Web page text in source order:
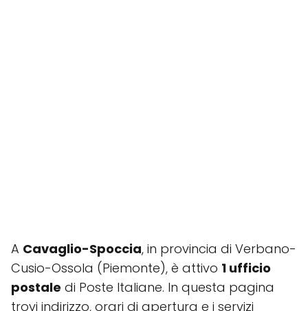
A Cavaglio-Spoccia, in provincia di Verbano-
Cusio-Ossola (Piemonte), è attivo 1 ufficio
postale di Poste Italiane. In questa pagina
trovi indirizzo, orari di apertura e i servizi